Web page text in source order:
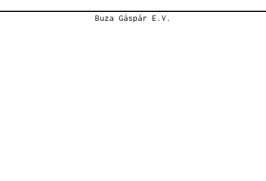
Buza Gáspár E.V.